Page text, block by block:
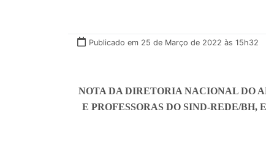
Publicado em 25 de Março de 2022 às 15h32
NOTA DA DIRETORIA NACIONAL DO
E PROFESSORAS DO SIND-REDE/BH,